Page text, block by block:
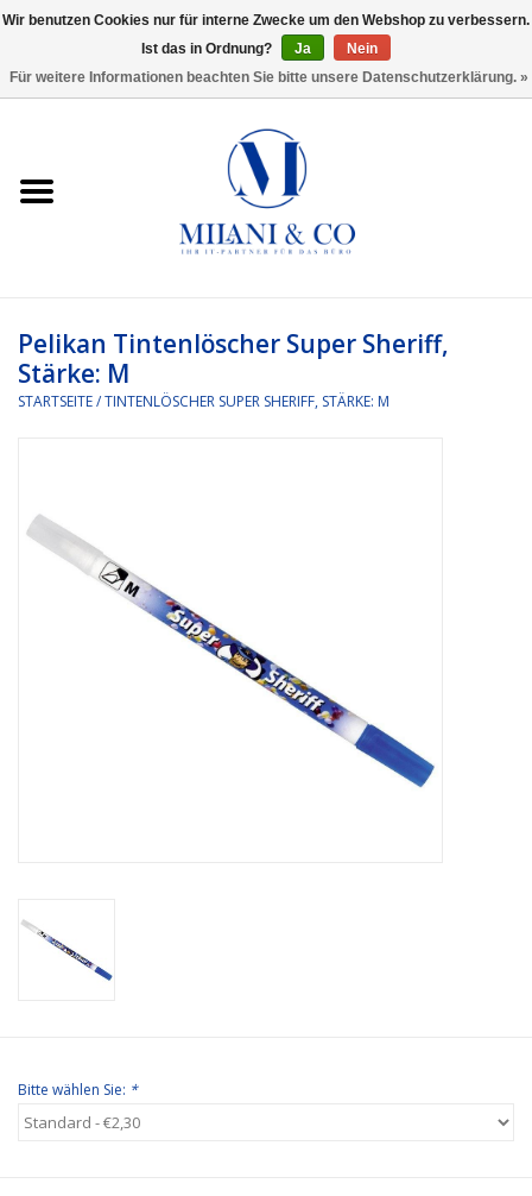
Bürobedarf
Ordnen und Registrieren
Rund um den Schreibtisch
Software
Bürobedarf
Pelikan Tintenlöscher Super Sheriff,
Stärke: M
STARTSEITE/TINTENLÖSCHER SUPER SHERIFF, STÄRKE: M
Bitte wählen Sie: *
Wir benutzen Cookies nur für interne Zwecke um den Webshop zu verbessern.
Ist das in Ordnung?
Ja
Nein
Für weitere Informationen beachten Sie bitte unsere Datenschutzerklärung. »